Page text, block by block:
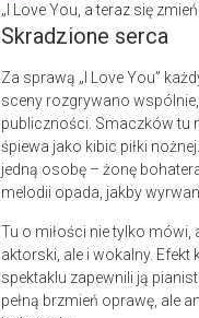
„I Love You, a teraz się
Skradzione serca
Za sprawą „I Love You”
sceny rozgrywano
publiczności. Smaczków tu
śpiewa jako kibic piłki
jedną osobę – żonę
melodii opada, jakby
Tu o miłości nie tylko mówi,
aktorski, ale i wokalny.
spektaklu zapewnili ją
pełną brzmień oprawę, ale